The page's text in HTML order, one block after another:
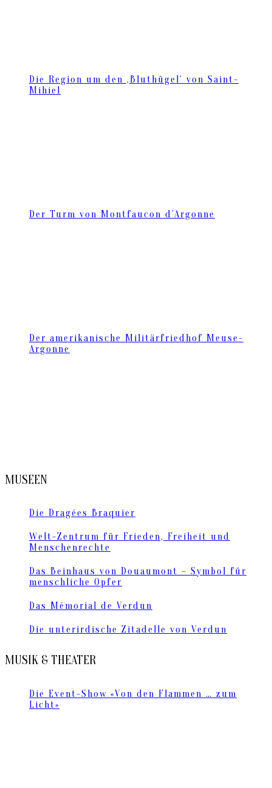
Die Region um den ‚Bluthügel‘ von Saint-
Mihiel
Der Turm von Montfaucon d’Argonne
Der amerikanische Militärfriedhof Meuse-
Argonne
MUSEEN
Die Dragées Braquier
Welt-Zentrum für Frieden, Freiheit und
Menschenrechte
Das Beinhaus von Douaumont – Symbol für
menschliche Opfer
Das Mémorial de Verdun
Die unterirdische Zitadelle von Verdun
MUSIK & THEATER
Die Event-Show «Von den Flammen … zum
Licht»